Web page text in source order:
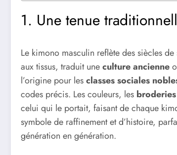
1. Une tenue
Le kimono masculin reflète des siècles
aux tissus, traduit uneculture ancienne
l’origine pour lesclasses sociales
codes précis. Les couleurs, les broderies
celui qui le portait, faisant de chaque
symbole de raffinement et d’histoire,
génération en génération.